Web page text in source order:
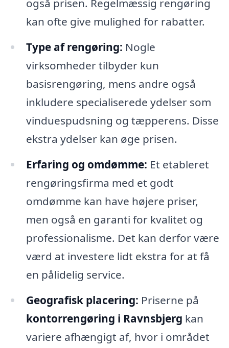
også prisen. Regelmæssig rengøring
kan ofte give mulighed for rabatter.
Type af rengøring: Nogle
virksomheder tilbyder kun
basisrengøring, mens andre også
inkludere specialiserede ydelser som
vinduespudsning og tæpperens. Disse
ekstra ydelser kan øge prisen.
Erfaring og omdømme: Et etableret
rengøringsfirma med et godt
omdømme kan have højere priser,
men også en garanti for kvalitet og
professionalisme. Det kan derfor være
værd at investere lidt ekstra for at få
en pålidelig service.
Geografisk placering: Priserne på
kontorrengøring i Ravnsbjerg kan
variere afhængigt af, hvor i området